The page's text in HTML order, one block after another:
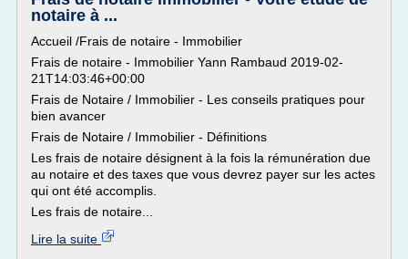
notaire à ...
Accueil /Frais de notaire - Immobilier
Frais de notaire - Immobilier Yann Rambaud 2019-02-
21T14:03:46+00:00
Frais de Notaire / Immobilier - Les conseils pratiques pour
bien avancer
Frais de Notaire / Immobilier - Définitions
Les frais de notaire désignent à la fois la rémunération due
au notaire et des taxes que vous devrez payer sur les actes
qui ont été accomplis.
Les frais de notaire...
Lire la suite